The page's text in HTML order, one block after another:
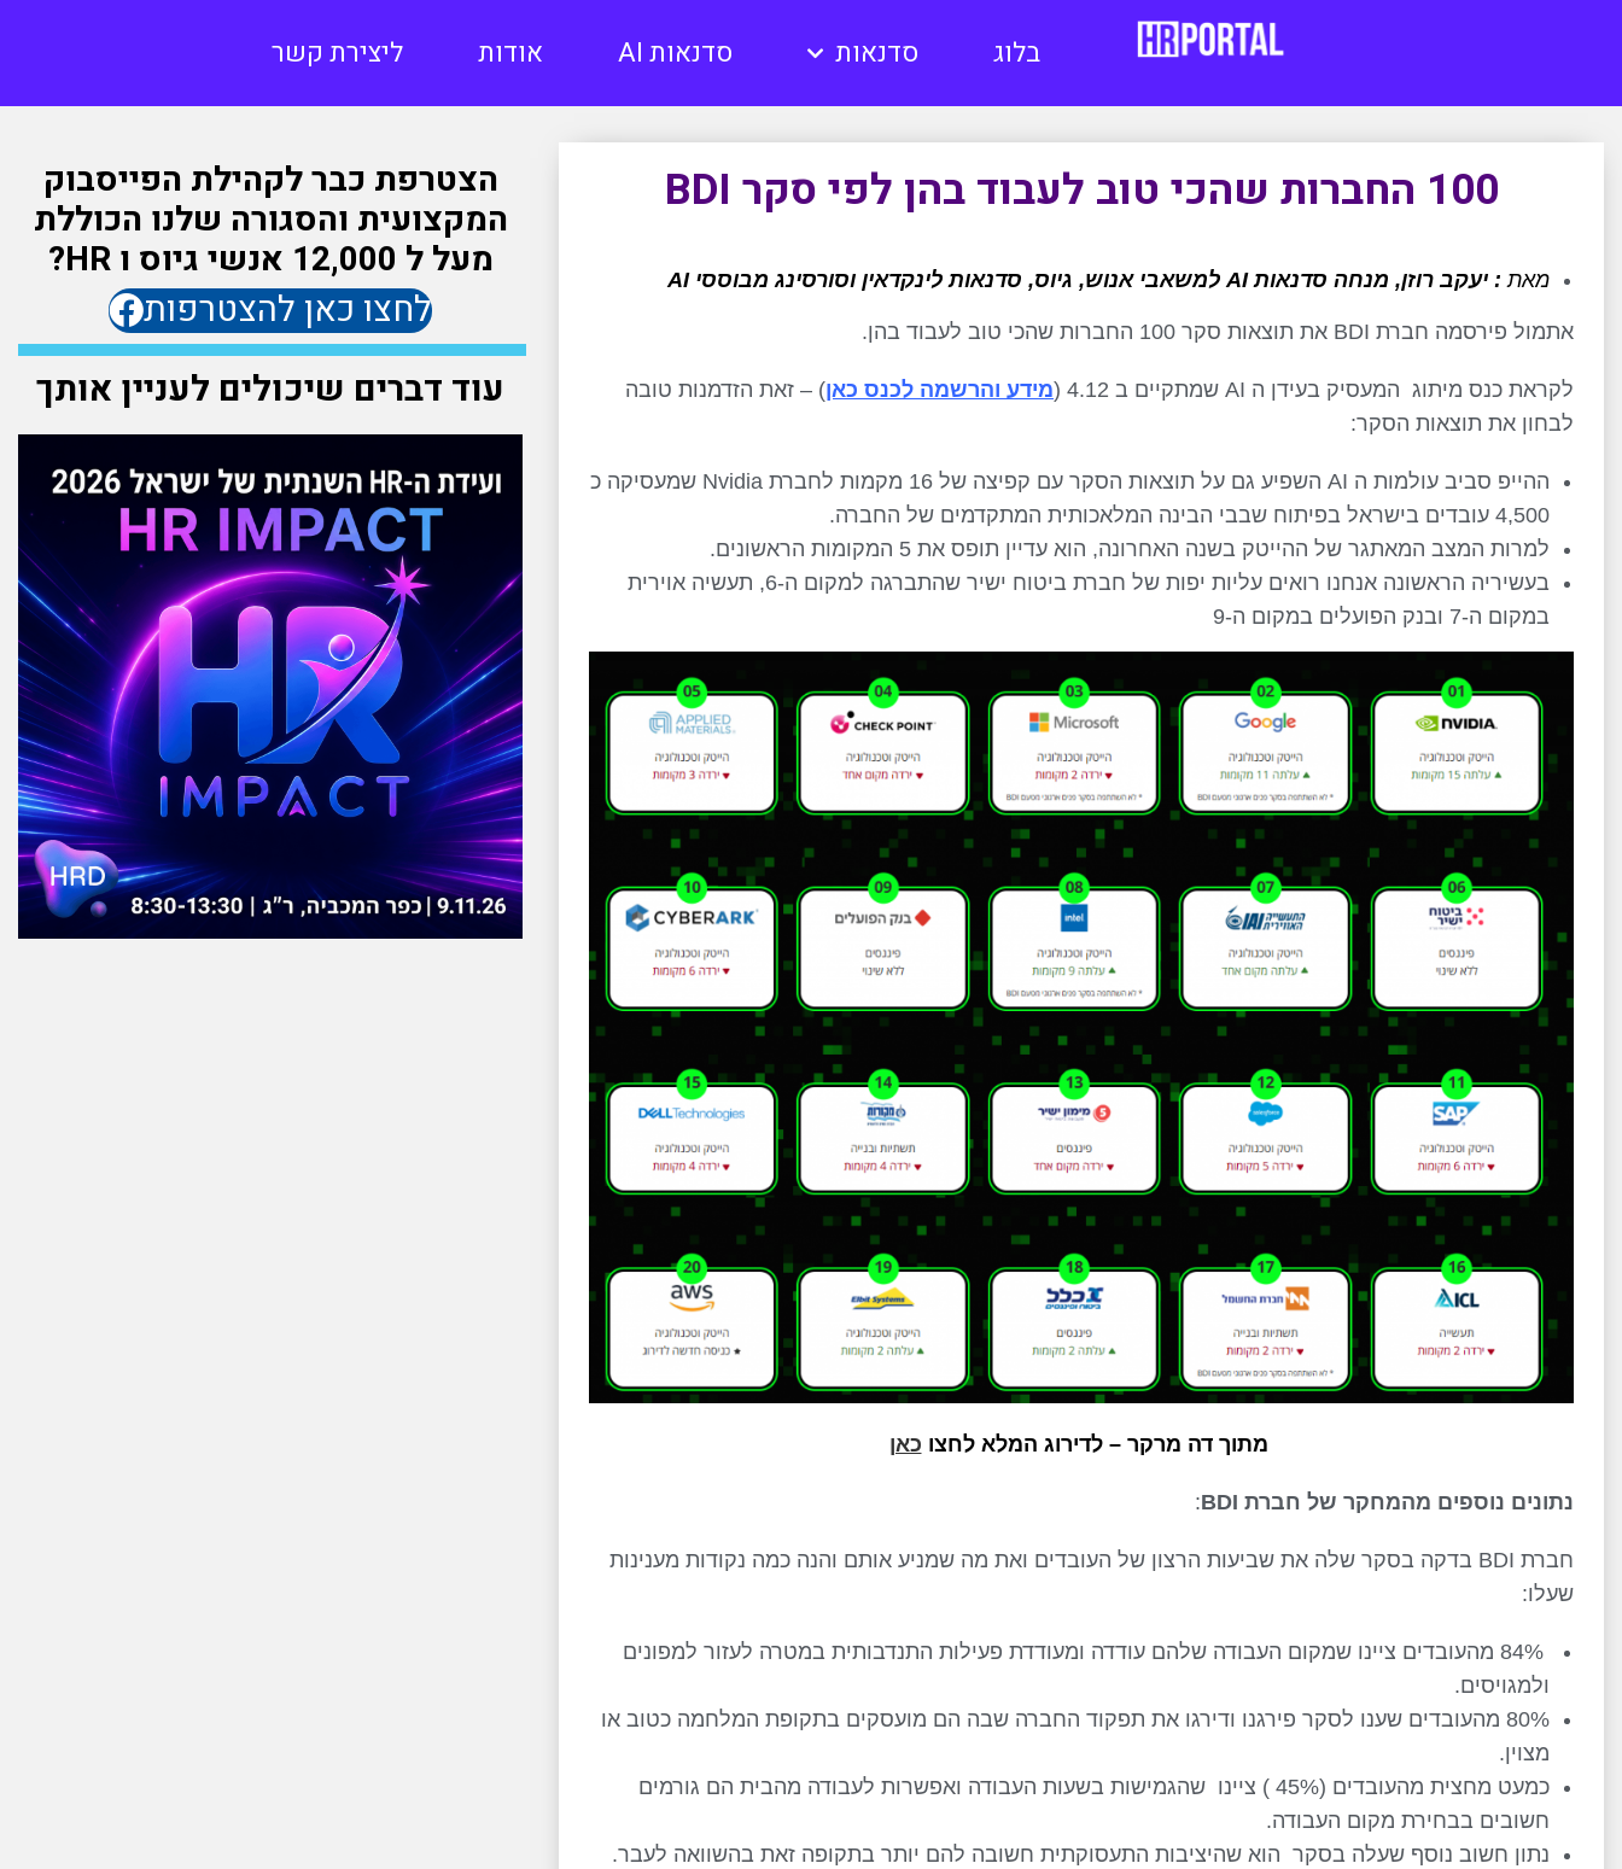
בלוג סדנאות סדנאות AI אודות ליצירת קשר
100 החברות שהכי טוב לעבוד בהן לפי סקר BDI
מאת: יעקב רוזן, מנחה סדנאות AI למשאבי אנוש, גיוס, סדנאות לינקדאין וסורסינג מבוססי AI
אתמול פירסמה חברת BDI את תוצאות סקר 100 החברות שהכי טוב לעבוד בהן.
לקראת כנס מיתוג המעסיק בעידן ה AI שמתקיים ב 4.12 ( מידע והרשמה לכנס כאן) – זאת הזדמנות טובה
לבחון את תוצאות הסקר:
ההייפ סביב עולמות ה AI השפיע גם על תוצאות הסקר עם קפיצה של 16 מקמות לחברת Nvidia שמעסיקה כ
4,500 עובדים בישראל בפיתוח שבבי הבינה המלאכותית המתקדמים של החברה.
למרות המצב המאתגר של ההייטק בשנה האחרונה, הוא עדיין תופס את 5 המקומות הראשונים.
בעשיריה הראשונה אנחנו רואים עליות יפות של חברת ביטוח ישיר שהתברגה למקום ה-6, תעשיה אוירית
במקום ה-7 ובנק הפועלים במקום ה-9
מתוך דה מרקר – לדירוג המלא לחצו כאן
נתונים נוספים מהמחקר של חברת BDI :
חברת BDI בדקה בסקר שלה את שביעות הרצון של העובדים ואת מה שמניע אותם והנה כמה נקודות מענינות
שעלו:
84% מהעובדים ציינו שמקום העבודה שלהם עודדה ומעודדת פעילות התנדבותית במטרה לעזור למפונים
ולמגויסים.
80% מהעובדים שענו לסקר פירגנו ודירגו את תפקוד החברה שבה הם מועסקים בתקופת המלחמה כטוב או
מצוין.
כמעט מחצית מהעובדים (45% ) ציינו שהגמישות בשעות העבודה ואפשרות לעבודה מהבית הם גורמים
חשובים בבחירת מקום העבודה.
נתון חשוב נוסף שעלה בסקר הוא שהיציבות התעסוקתית חשובה להם יותר בתקופה זאת בהשוואה לעבר.
הצטרפת כבר לקהילת הפייסבוק
המקצועית והסגורה שלנו הכוללת
מעל ל 12,000 אנשי גיוס ו HR?
לחצו כאן להצטרפות
עוד דברים שיכולים לעניין אותך